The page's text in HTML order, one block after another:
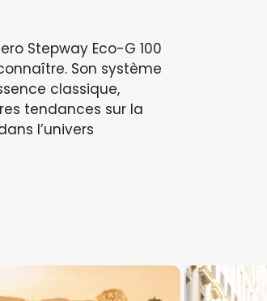
Stepway Eco-G 100
Son système
classique,
tendances sur la
l’univers